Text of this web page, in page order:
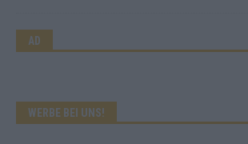
AD
WERBE BEI UNS!